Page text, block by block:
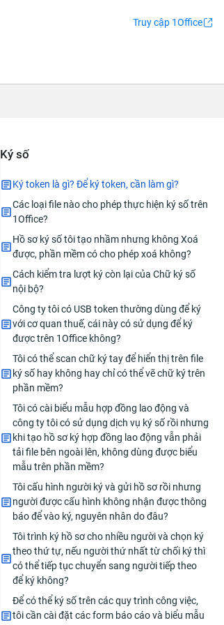
Truy cập 1Office
Ký số
Ký token là gì? Để ký token, cần làm gì?
Các loại file nào cho phép thực hiện ký số trên
1Office?
Hồ sơ ký số tôi tạo nhầm nhưng không Xoá
được, phần mềm có cho phép xoá không?
Cách kiểm tra lượt ký còn lại của Chữ ký số
nội bộ?
Công ty tôi có USB token thường dùng để ký
với cơ quan thuế, cái này có sử dụng để ký
được trên 1Office không?
Tôi có thể scan chữ ký tay để hiển thị trên file
ký số hay không hay chỉ có thể vẽ chữ ký trên
phần mềm?
Tôi có cài biểu mẫu hợp đồng lao động và
công ty tôi có sử dụng dịch vụ ký số rồi nhưng
khi tạo hồ sơ ký hợp đồng lao động vẫn phải
tải file bên ngoài lên, không dùng được biểu
mẫu trên phần mềm?
Tôi cấu hình người ký và gửi hồ sơ rồi nhưng
người được cấu hình không nhận được thông
báo để vào ký, nguyên nhân do đâu?
Tôi trình ký hồ sơ cho nhiều người và chọn ký
theo thứ tự, nếu người thứ nhất từ chối ký thì
có thể tiếp tục chuyển sang người tiếp theo
để ký không?
Để có thể ký số trên các quy trình công việc,
tôi cần cài đặt các form báo cáo và biểu mẫu